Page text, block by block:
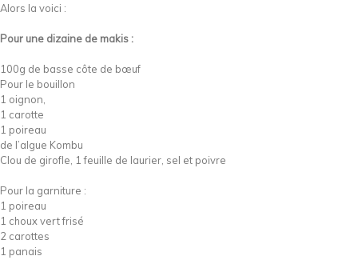
Alors la voici :
Pour une dizaine de makis :
100g de basse côte de bœuf
Pour le bouillon
1 oignon,
1 carotte
1 poireau
de l’algue Kombu
Clou de girofle, 1 feuille de laurier, sel et poivre
Pour la garniture :
1 poireau
1 choux vert frisé
2 carottes
1 panais